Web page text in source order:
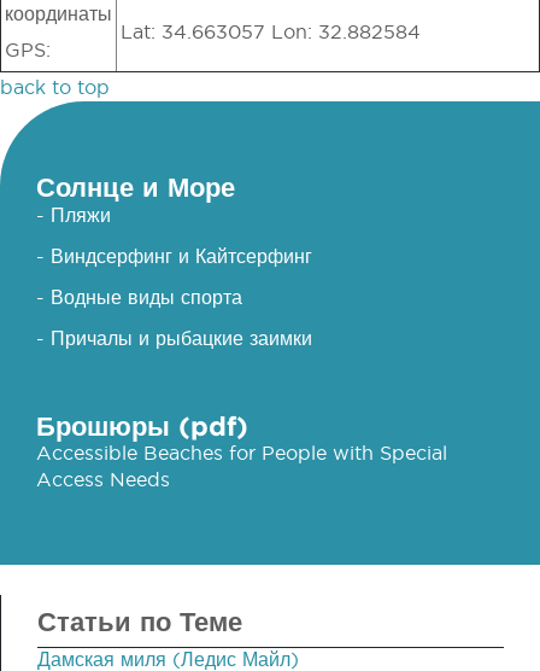
координаты
GPS:
Lat: 34.663057 Lon: 32.882584
back to top
Солнце и Море
- Пляжи
- Виндсерфинг и Кайтсерфинг
- Водные виды спорта
- Причалы и рыбацкие заимки
Брошюры (pdf)
Accessible Beaches for People with Special
Access Needs
Статьи по Теме
Дамская миля (Ледис Майл)